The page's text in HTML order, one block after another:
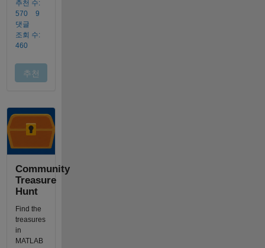
Community
Treasure
Hunt
Find the
treasures
in
MATLAB